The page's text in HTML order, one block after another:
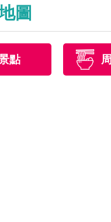
圖
點